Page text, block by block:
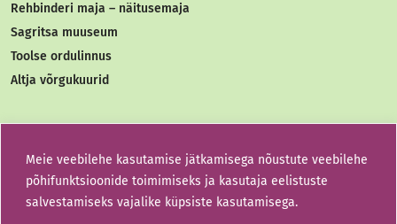
Meie veebilehe kasutamise jätkamisega nõustute veebilehe
põhifunktsioonide toimimiseks ja kasutaja eelistuste
salvestamiseks vajalike küpsiste kasutamisega.
Rehbinderi maja – näitusemaja
Sagritsa muuseum
Toolse ordulinnus
Altja võrgukuurid
Liitu uudiskirjaga
Liitu uudiskirjaga saa esimesena teada, mis meie
muuseumites toimub.